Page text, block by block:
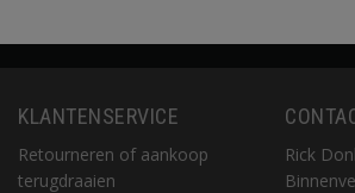
KLANTENSERVICE
Retourneren of aankoop
terugdraaien
Rick